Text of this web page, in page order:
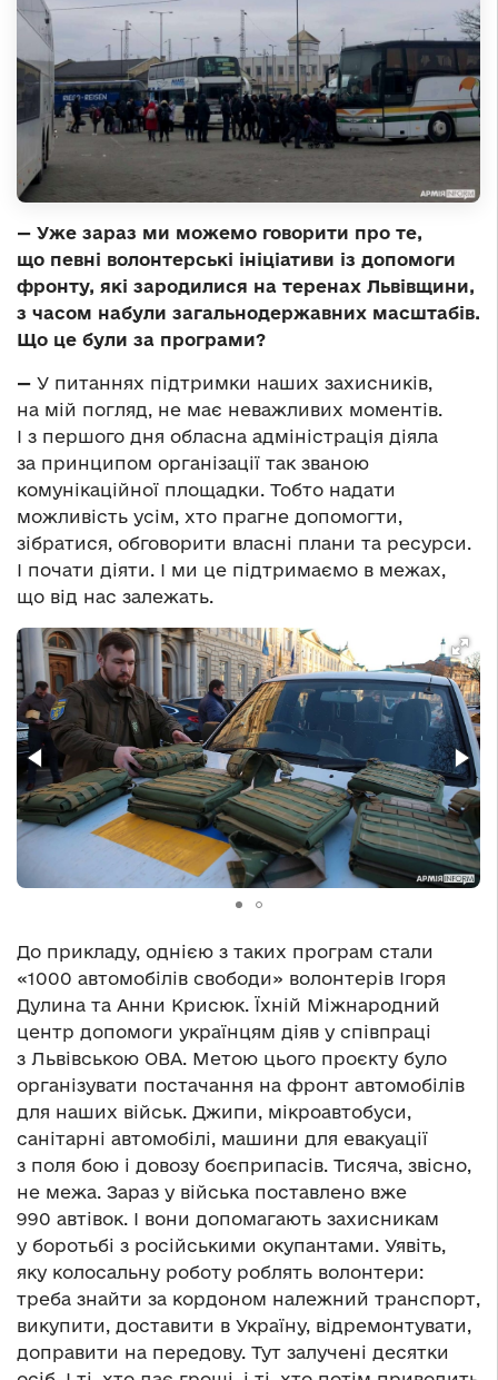
— Уже зараз ми можемо говорити про те,
що певні волонтерські ініціативи із допомоги
фронту, які зародилися на теренах Львівщини,
з часом набули загальнодержавних масштабів.
Що це були за програми?
— У питаннях підтримки наших захисників,
на мій погляд, не має неважливих моментів.
І з першого дня обласна адміністрація діяла
за принципом організації так званою
комунікаційної площадки. Тобто надати
можливість усім, хто прагне допомогти,
зібратися, обговорити власні плани та ресурси.
І почати діяти. І ми це підтримаємо в межах,
що від нас залежать.
До прикладу, однією з таких програм стали
«1000 автомобілів свободи» волонтерів Ігоря
Дулина та Анни Крисюк. Їхній Міжнародний
центр допомоги українцям діяв у співпраці
з Львівською ОВА. Метою цього проєкту було
організувати постачання на фронт автомобілів
для наших військ. Джипи, мікроавтобуси,
санітарні автомобілі, машини для евакуації
з поля бою і довозу боєприпасів. Тисяча, звісно,
не межа. Зараз у війська поставлено вже
990 автівок. І вони допомагають захисникам
у боротьбі з російськими окупантами. Уявіть,
яку колосальну роботу роблять волонтери:
треба знайти за кордоном належний транспорт,
викупити, доставити в Україну, відремонтувати,
доправити на передову. Тут залучені десятки